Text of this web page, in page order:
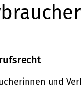
und